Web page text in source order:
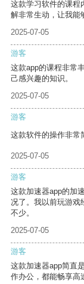
这款学习软件的课程
解非常生动，让我能
2025-07-05
游客
这款app的课程非常
己感兴趣的知识。
2025-07-05
游客
这款软件的操作非常
2025-07-05
游客
这款加速器app的加
况了。我以前玩游戏
不少。
2025-07-05
游客
这款加速器app简直
作办公，都能畅享高